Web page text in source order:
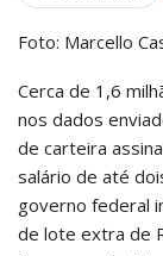
Foto: Marcello
Cerca de 1,6
nos dados
de carteira
salário de até
governo federal
de lote extra de